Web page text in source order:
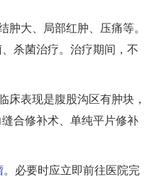
肿大、局部红肿、压痛等。
杀菌治疗。治疗期间，不
床表现是腹股沟区有肿块，
合修补术、单纯平片修补
。必要时应立即前往医院完